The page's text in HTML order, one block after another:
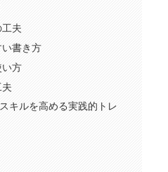
夫
書き方
い方
キルを高める実践的トレ